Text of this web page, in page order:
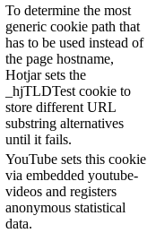
To determine the most
generic cookie path that
has to be used instead of
the page hostname,
Hotjar sets the
_hjTLDTest cookie to
store different URL
substring alternatives
until it fails.
YouTube sets this cookie
via embedded youtube-
videos and registers
anonymous statistical
data.